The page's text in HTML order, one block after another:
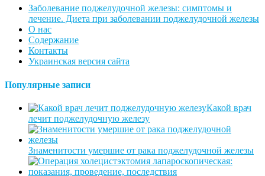
Заболевание поджелудочной железы: симптомы и
лечение. Диета при заболевании поджелудочной железы
О нас
Содержание
Контакты
Украинская версия сайта
Популярные записи
Какой врач
лечит поджелудочную железу
Знаменитости умершие от рака поджелудочной железы